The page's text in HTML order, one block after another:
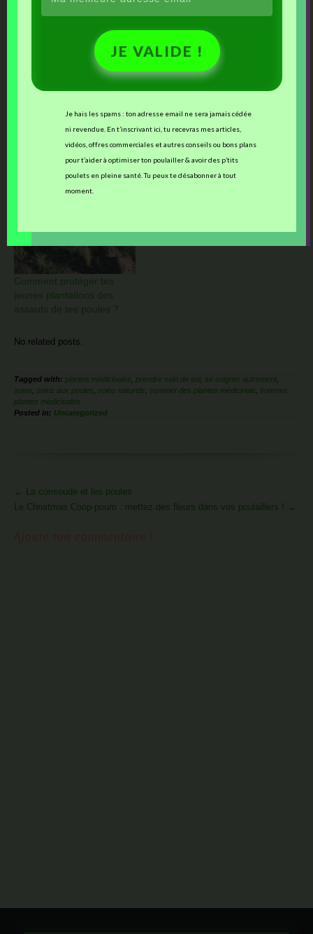
Ces articles devraient vous intéresser :
Le Christmas Coop-pourri :
mettez des fleurs dans vos
La permathérapie : une
approche inspirante pour
Comment protéger tes
jeunes plantations des
assauts de tes poules ?
No related posts.
Tagged with: plantes médicinales prendre soin de soi se soigner autrement
soins soins aux poules soins naturels sommet des plantes médicinale sommet
plantes médicinales
Posted in: Uncategorized
More
Articles
← La consoude et les poules
Le Christmas Coop-pourri : mettez des fleurs dans vos poulaillers ! →
JE VALIDE !
Je hais les spams : ton adresse email ne sera jamais cédée
ni revendue. En t’inscrivant ici, tu recevras mes articles,
vidéos, offres commerciales et autres conseils ou bons plans
pour t’aider à optimiser ton poulailler & avoir des p’tits
poulets en pleine santé. Tu peux te désabonner à tout
moment.